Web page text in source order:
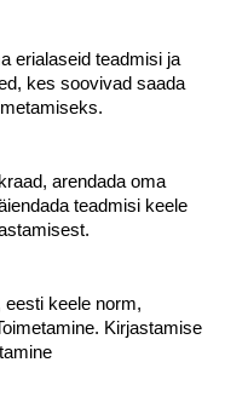
erialaseid teadmisi ja
kes soovivad saada
arendada oma
teadmisi keele
keele norm,
Kirjastamise